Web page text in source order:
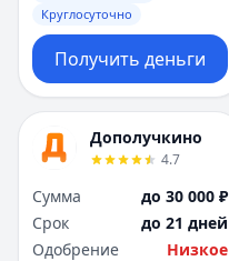
Круглосуточно
Получить деньги
Дополучкино
4.7
Сумма
до 30 000 ₽
Срок
до 21 дней
Одобрение
Низкое